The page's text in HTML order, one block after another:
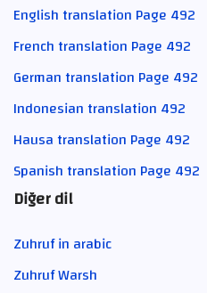
English translation Page 492
French translation Page 492
German translation Page 492
Indonesian translation 492
Hausa translation Page 492
Spanish translation Page 492
Diğer dil
Zuhruf in arabic
Zuhruf Warsh